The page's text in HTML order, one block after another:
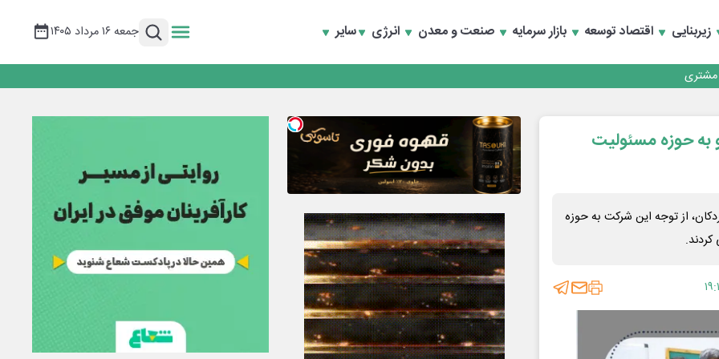
زیربنایی اقتصاد توسعه بازار سرمایه صنعت و معدن انرژی سایر جمعه ۱۶ مرداد ۱۴۰۵
و بازسازی اعتماد مشتریان
مشتری
و بازسازی اعتماد مشتریان
به حوزه مسئولیت
۱۵ کلاسه چادرملو در اردکان، از توجه این شرکت به حوزه